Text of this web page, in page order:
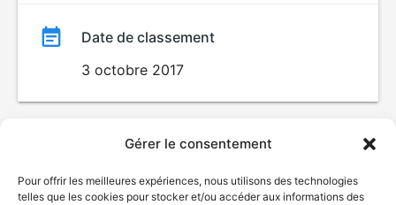
Gérer le consentement
Pour offrir les meilleures expériences, nous utilisons des technologies
telles que les cookies pour stocker et/ou accéder aux informations des
Date de classement
3 octobre 2017